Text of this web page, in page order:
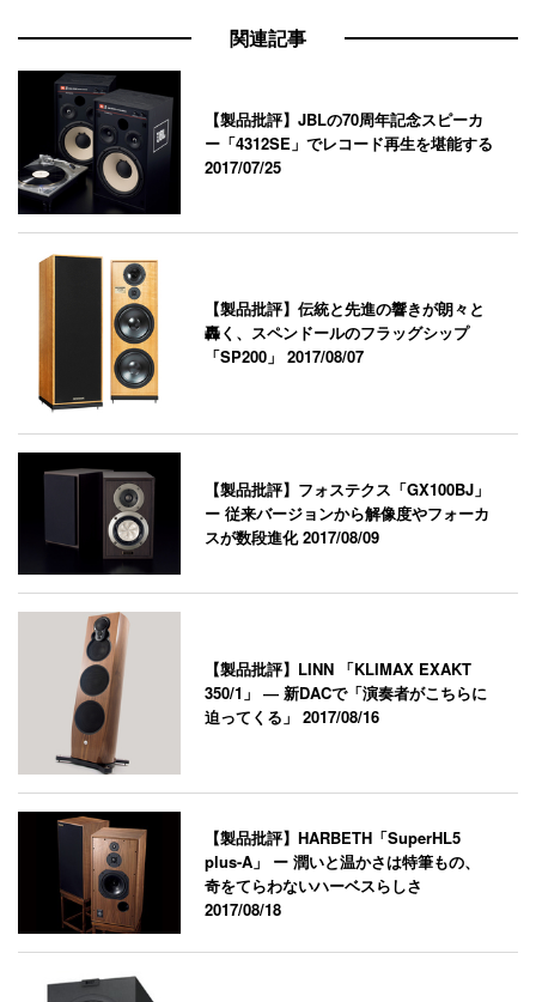
関連記事
【製品批評】JBLの70周年記念スピーカ
ー「4312SE」でレコード再生を堪能する
2017/07/25
【製品批評】伝統と先進の響きが朗々と
轟く、スペンドールのフラッグシップ
「SP200」2017/08/07
【製品批評】フォステクス「GX100BJ」
ー 従来バージョンから解像度やフォーカ
スが数段進化2017/08/09
【製品批評】LINN 「KLIMAX EXAKT
350/1」 ― 新DACで「演奏者がこちらに
迫ってくる」2017/08/16
【製品批評】HARBETH「SuperHL5
plus-A」 ー 潤いと温かさは特筆もの、
奇をてらわないハーベスらしさ
2017/08/18